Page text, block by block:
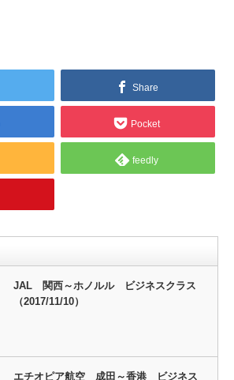
Share
Pocket
feedly
JAL 関西～ホノルル ビジネスクラス
（2017/11/10）
エチオピア航空 成田～香港 ビジネス